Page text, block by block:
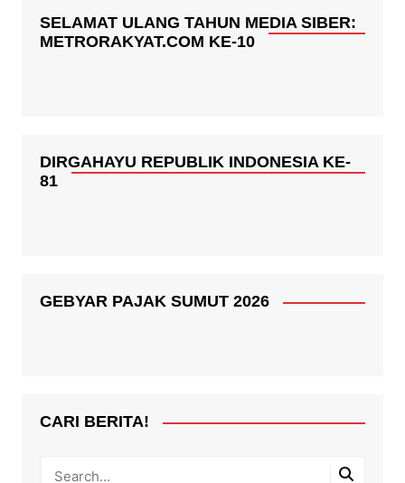
SELAMAT ULANG TAHUN MEDIA SIBER:
METRORAKYAT.COM KE-10
DIRGAHAYU REPUBLIK INDONESIA KE-
81
GEBYAR PAJAK SUMUT 2026
CARI BERITA!